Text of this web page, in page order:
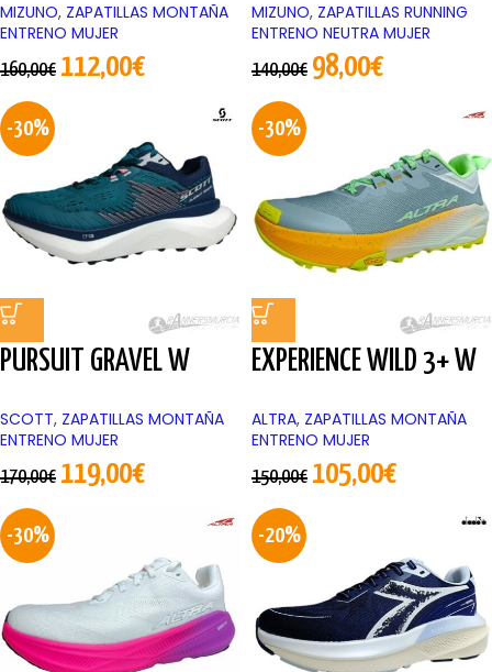
MIZUNO, ZAPATILLAS MONTAÑA
ENTRENO MUJER
160,00€ 112,00€
MIZUNO, ZAPATILLAS RUNNING
ENTRENO NEUTRA MUJER
140,00€ 98,00€
-30%
PURSUIT GRAVEL W
SCOTT, ZAPATILLAS MONTAÑA
ENTRENO MUJER
170,00€ 119,00€
-30%
EXPERIENCE WILD 3+ W
ALTRA, ZAPATILLAS MONTAÑA
ENTRENO MUJER
150,00€ 105,00€
-30% -20%